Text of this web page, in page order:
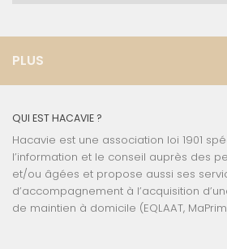
PLUS
QUI EST HACAVIE ?
Hacavie est une association loi 1901
l’information et le conseil auprès des
et/ou âgées et propose aussi ses
d’accompagnement à l’acquisition
de maintien à domicile (EQLAAT,